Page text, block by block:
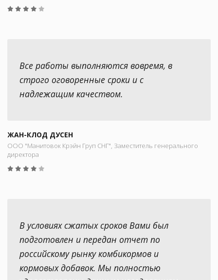
Все работы выполняются вовремя, в
строго оговоренные сроки и с
надлежащим качеством.
ЖАН-КЛОД ДУСЕН
ООО "Манитовок Крэйн Груп СНГ", Заместитель генерального
директора
В условиях сжатых сроков Вами был
подготовлен и передан отчет по
российскому рынку комбикормов и
кормовых добавок. Мы полностью